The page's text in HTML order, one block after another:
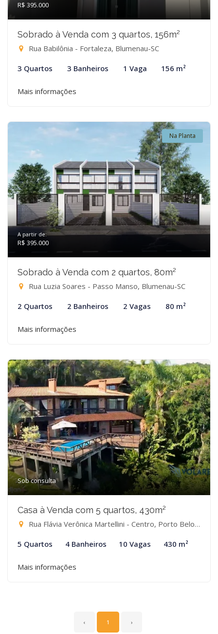
R$ 395.000
Sobrado à Venda com 3 quartos, 156m²
Rua Babilônia - Fortaleza, Blumenau-SC
3 Quartos 3 Banheiros 1 Vaga 156 m²
Mais informações
Na Planta
A partir de:
R$ 395.000
Sobrado à Venda com 2 quartos, 80m²
Rua Luzia Soares - Passo Manso, Blumenau-SC
2 Quartos 2 Banheiros 2 Vagas 80 m²
Mais informações
Sob consulta
Casa à Venda com 5 quartos, 430m²
Rua Flávia Verônica Martellini - Centro, Porto Belo-SC
5 Quartos 4 Banheiros 10 Vagas 430 m²
Mais informações
‹ 1 ›